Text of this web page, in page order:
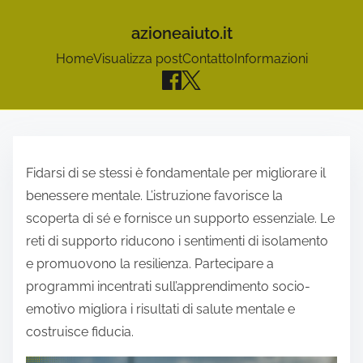
azioneaiuto.it
HomeVisualizza postContattoInformazioni
Fidarsi di se stessi è fondamentale per migliorare il
benessere mentale. L’istruzione favorisce la
scoperta di sé e fornisce un supporto essenziale. Le
reti di supporto riducono i sentimenti di isolamento
e promuovono la resilienza. Partecipare a
programmi incentrati sull’apprendimento socio-
emotivo migliora i risultati di salute mentale e
costruisce fiducia.